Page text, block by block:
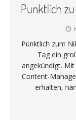
Punktlich
Pünktlich zum
Tag ein
angekündigt.
Content-
erhalten,